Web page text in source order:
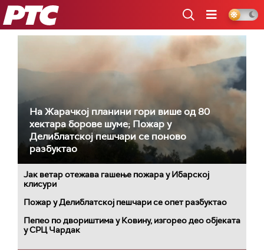
РТС
На Жарачкој планини гори више од 80
хектара борове шуме; Пожар у
Делиблатској пешчари се поново
разбуктао
Јак ветар отежава гашење пожара у Ибарској
клисури
Пожар у Делиблатској пешчари се опет разбуктао
Пепео по двориштима у Ковину, изгорео део објеката
у СРЦ Чардак